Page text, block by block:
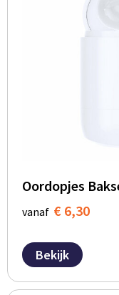
Oordopjes
vanaf € 6,30
Bekijk